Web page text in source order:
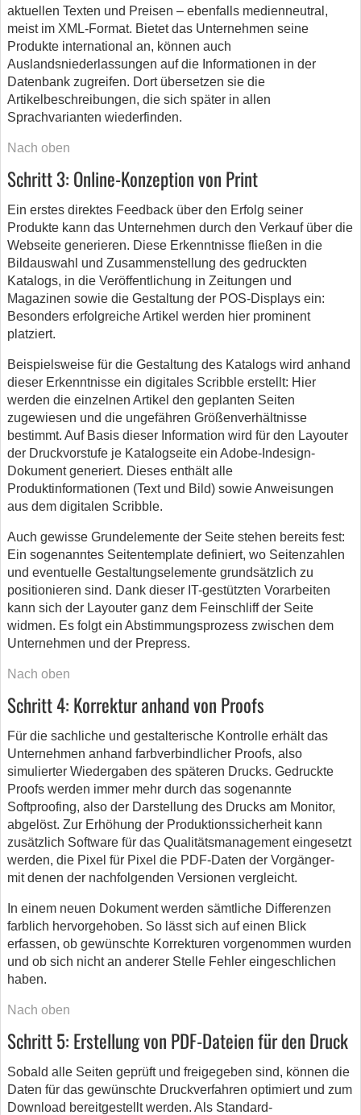
aktuellen Texten und Preisen – ebenfalls medienneutral,
meist im XML-Format. Bietet das Unternehmen seine
Produkte international an, können auch
Auslandsniederlassungen auf die Informationen in der
Datenbank zugreifen. Dort übersetzen sie die
Artikelbeschreibungen, die sich später in allen
Sprachvarianten wiederfinden.
Nach oben
Schritt 3: Online-Konzeption von Print
Ein erstes direktes Feedback über den Erfolg seiner
Produkte kann das Unternehmen durch den Verkauf über die
Webseite generieren. Diese Erkenntnisse fließen in die
Bildauswahl und Zusammenstellung des gedruckten
Katalogs, in die Veröffentlichung in Zeitungen und
Magazinen sowie die Gestaltung der POS-Displays ein:
Besonders erfolgreiche Artikel werden hier prominent
platziert.
Beispielsweise für die Gestaltung des Katalogs wird anhand
dieser Erkenntnisse ein digitales Scribble erstellt: Hier
werden die einzelnen Artikel den geplanten Seiten
zugewiesen und die ungefähren Größenverhältnisse
bestimmt. Auf Basis dieser Information wird für den Layouter
der Druckvorstufe je Katalogseite ein Adobe-Indesign-
Dokument generiert. Dieses enthält alle
Produktinformationen (Text und Bild) sowie Anweisungen
aus dem digitalen Scribble.
Auch gewisse Grundelemente der Seite stehen bereits fest:
Ein sogenanntes Seitentemplate definiert, wo Seitenzahlen
und eventuelle Gestaltungselemente grundsätzlich zu
positionieren sind. Dank dieser IT-gestützten Vorarbeiten
kann sich der Layouter ganz dem Feinschliff der Seite
widmen. Es folgt ein Abstimmungsprozess zwischen dem
Unternehmen und der Prepress.
Nach oben
Schritt 4: Korrektur anhand von Proofs
Für die sachliche und gestalterische Kontrolle erhält das
Unternehmen anhand farbverbindlicher Proofs, also
simulierter Wiedergaben des späteren Drucks. Gedruckte
Proofs werden immer mehr durch das sogenannte
Softproofing, also der Darstellung des Drucks am Monitor,
abgelöst. Zur Erhöhung der Produktionssicherheit kann
zusätzlich Software für das Qualitätsmanagement eingesetzt
werden, die Pixel für Pixel die PDF-Daten der Vorgänger-
mit denen der nachfolgenden Versionen vergleicht.
In einem neuen Dokument werden sämtliche Differenzen
farblich hervorgehoben. So lässt sich auf einen Blick
erfassen, ob gewünschte Korrekturen vorgenommen wurden
und ob sich nicht an anderer Stelle Fehler eingeschlichen
haben.
Nach oben
Schritt 5: Erstellung von PDF-Dateien für den Druck
Sobald alle Seiten geprüft und freigegeben sind, können die
Daten für das gewünschte Druckverfahren optimiert und zum
Download bereitgestellt werden. Als Standard-